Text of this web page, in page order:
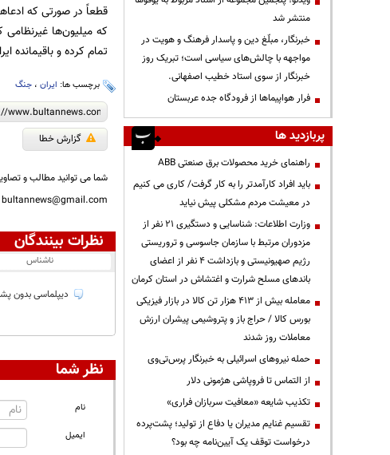
که میلیون‌ها غیرنظامی
تمام کرده و باقیمانده
برچسب ها: ایران، جنگ
گزارش خطا
شما می توانید مطالب و
bultannews@gmail.com
نظرات بینندگان
ناشناس
دیپلماسی بدون
نظر شما
نام
ایمیل
منتشر شد
خبرنگار، مبلّغ دین و پاسدار فرهنگ و هویت در
مواجهه با چالش‌های سیاسی است؛ تبریک روز
خبرنگار از سوی استاد خطیب اصفهانی.
فرار هواپیماها از فرودگاه جده عربستان
پربازدید ها
راهنمای خرید محصولات برق صنعتی ABB
باید افراد کارآمدتر را به کار گرفت/ کاری می کنیم
در معیشت مردم مشکلی پیش نیاید
وزارت اطلاعات: شناسایی و دستگیری ۲۱ نفر از
مزدوران مرتبط با سازمان جاسوسی و تروریستی
رژیم صهیونیستی و بازداشت ۴ نفر از اعضای
باندهای مسلح شرارت و اغتشاش در استان کرمان
معامله بیش از ۴۱۳ هزار تن کالا در بازار فیزیکی
بورس کالا / حراج باز و پتروشیمی پیشران ارزش
معاملات روز شدند
حمله نیروهای اسرائیلی به خبرنگار پرس‌تی‌وی
از التماس تا فروپاشی هژمونی دلار
تکذیب شایعه «معافیت سربازان فراری»
تقسیم غنایم مدیران یا دفاع از تولید؛ پشت‌پرده
درخواست توقف یک آیین‌نامه چه بود؟